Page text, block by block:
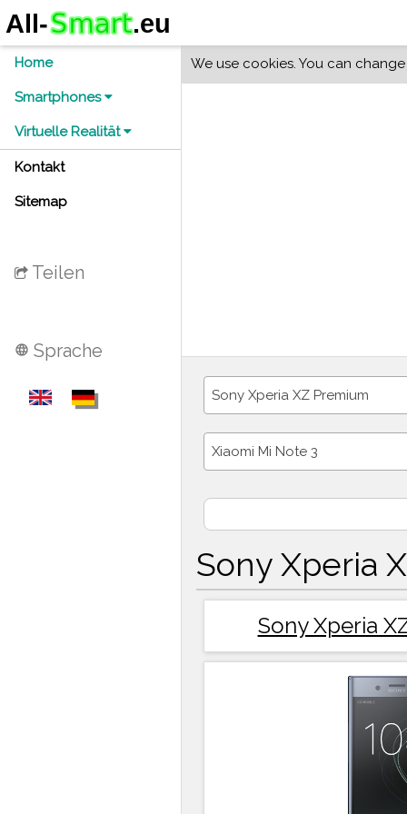
Home
Smartphones
Virtuelle Realität
Kontakt
Sitemap
Teilen
language Sprache
We use cookies. You can
Sony Xperia XZ Premium
Xiaomi Mi Note 3
Sony Xperia
Sony Xperia